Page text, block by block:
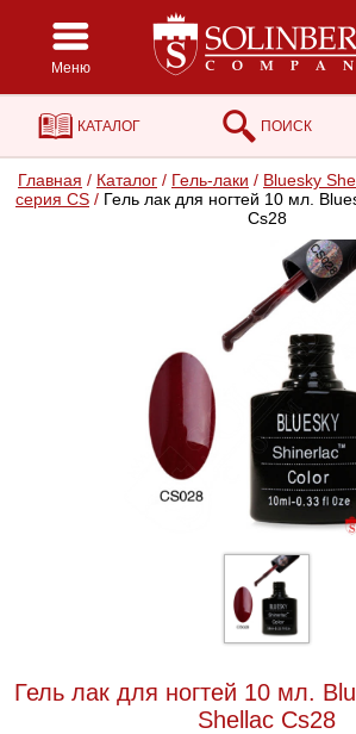
Меню
КАТАЛОГ ПОИСК
Главная / Каталог / Гель-лаки / Bluesky
серия CS / Гель лак для ногтей 10 мл.
Cs28
Гель лак для ногтей 10 мл.
Shellac Cs28